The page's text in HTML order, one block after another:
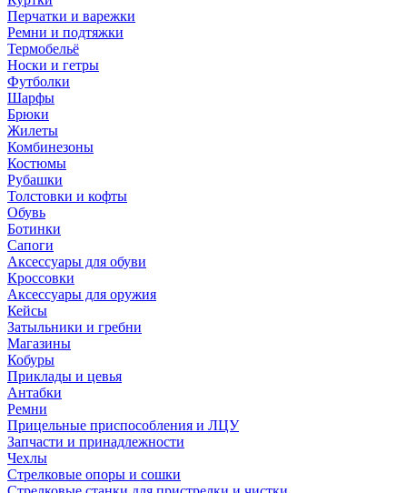
Перчатки и варежки
Ремни и подтяжки
Термобельё
Носки и гетры
Футболки
Шарфы
Брюки
Жилеты
Комбинезоны
Костюмы
Рубашки
Толстовки и кофты
Обувь
Ботинки
Сапоги
Аксессуары для обуви
Кроссовки
Аксессуары для оружия
Кейсы
Затыльники и гребни
Магазины
Кобуры
Приклады и цевья
Антабки
Ремни
Прицельные приспособления и ЛЦУ
Запчасти и принадлежности
Чехлы
Стрелковые опоры и сошки